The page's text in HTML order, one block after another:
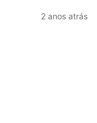
2 anos atrás